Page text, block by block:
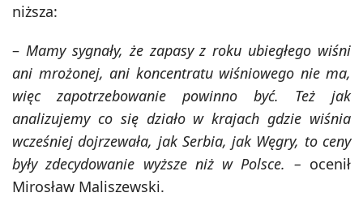
niższa:
– Mamy sygnały, że zapasy z roku ubiegłego wiśni
ani mrożonej, ani koncentratu wiśniowego nie ma,
więc zapotrzebowanie powinno być. Też jak
analizujemy co się działo w krajach gdzie wiśnia
wcześniej dojrzewała, jak Serbia, jak Węgry, to ceny
były zdecydowanie wyższe niż w Polsce. – ocenił
Mirosław Maliszewski.